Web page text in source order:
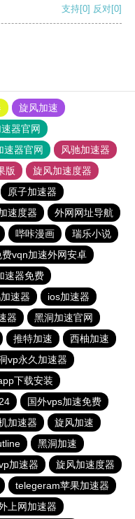
支持[0] 反对[0]
旋风加速
器官网
速器官网
风驰加速器
版
旋风加速度器
原子加速器
速度器
外网网址导航
哔咔漫画
瑞乐小说
费vqn加速外网安卓
速器免费
速器
ios加速器
器
黑洞加速官网
推特加速
西柚加速
vp永久加速器
下载安装
国外vps加速免费
加速器
旋风加速
黑洞加速
加速器
旋风加速度器
telegeram苹果加速器
上网加速器